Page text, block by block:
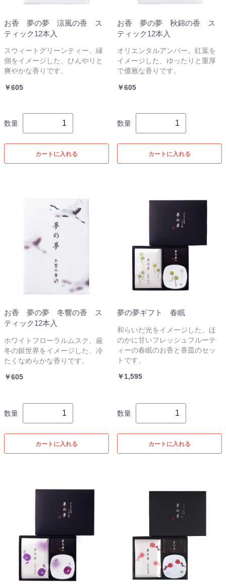
お香 夢の夢 涼風の香 ス
ティック12本入
スウィートグリーンティー。縁
側をイメージした、ひんやりと
爽やかな香りです。
￥605
数量
カートに入れる
お香 夢の夢 秋錦の香 ス
ティック12本入
オリエンタルアンバー。紅葉を
イメージした、ゆったりと重厚
で優雅な香りです。
￥605
数量
カートに入れる
お香 夢の夢 冬響の香 ス
ティック12本入
ホワイトフローラルムスク。厳
冬の銀世界をイメージした、冷
たくなめらかな香りです。
￥605
数量
カートに入れる
夢の夢ギフト 春眠
和らいだ光をイメージした、ほ
のかに甘いフレッシュフルーテ
ィーの春眠のお香と香皿のセッ
トです。
￥1,595
数量
カートに入れる